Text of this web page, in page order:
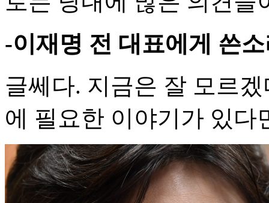
-이재명 전 대표에게 쓴
글쎄다. 지금은 잘 모르
에 필요한 이야기가 있다